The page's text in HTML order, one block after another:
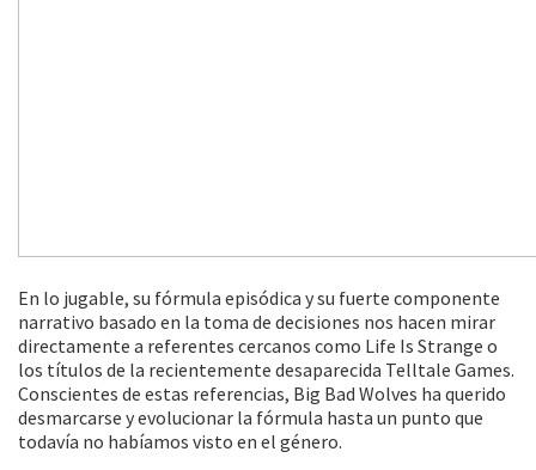
En lo jugable, su fórmula episódica y su fuerte componente
narrativo basado en la toma de decisiones nos hacen mirar
directamente a referentes cercanos como Life Is Strange o
los títulos de la recientemente desaparecida Telltale Games.
Conscientes de estas referencias, Big Bad Wolves ha querido
desmarcarse y evolucionar la fórmula hasta un punto que
todavía no habíamos visto en el género.